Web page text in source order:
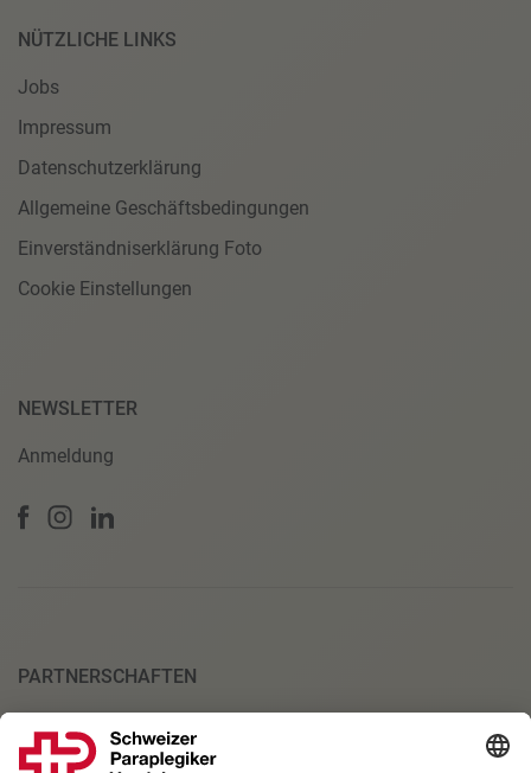
NÜTZLICHE LINKS
Jobs
Impressum
Datenschutzerklärung
Allgemeine Geschäftsbedingungen
Einverständniserklärung Foto
Cookie Einstellungen
NEWSLETTER
Anmeldung
PARTNERSCHAFTEN